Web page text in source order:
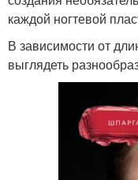
каждой ногтевой
В зависимости от
выглядеть